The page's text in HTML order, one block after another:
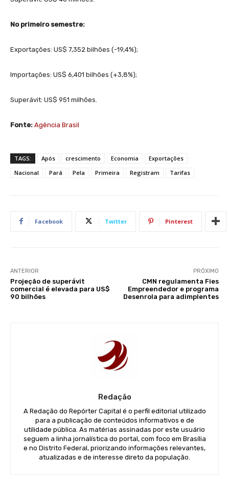
No primeiro semestre:
Exportações: US$ 7,352 bilhões (-19,4%);
Importações: US$ 6,401 bilhões (+3,8%);
Superávit: US$ 951 milhões.
Fonte: Agência Brasil
TAGS: Após crescimento Economia
Exportações
Nacional
Pará Pela Primeira Registram Tarifas
Facebook Twitter Pinterest
ANTERIOR
Projeção de superávit
comercial é elevada para US$
90 bilhões
PRÓXIMO
CMN regulamenta Fies
Empreendedor e programa
Desenrola para adimplentes
Redação
A Redação do Repórter Capital é o perfil editorial utilizado
para a publicação de conteúdos informativos e de
utilidade pública. As matérias assinadas por este usuário
seguem a linha jornalística do portal, com foco em Brasília
e no Distrito Federal, priorizando informações relevantes,
atualizadas e de interesse direto da população.